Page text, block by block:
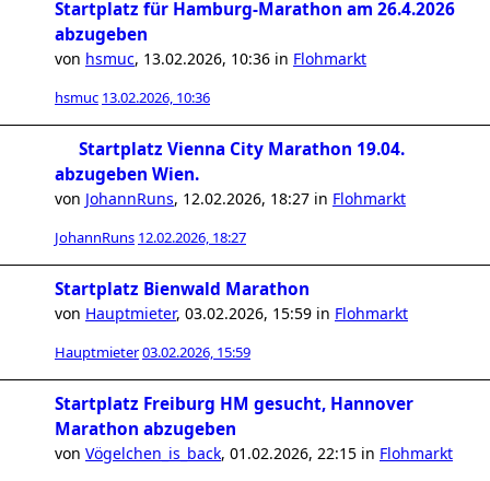
Startplatz für Hamburg-Marathon am 26.4.2026
abzugeben
von hsmuc, 13.02.2026, 10:36 in Flohmarkt
hsmuc 13.02.2026, 10:36
Startplatz Vienna City Marathon 19.04.
abzugeben Wien.
von JohannRuns, 12.02.2026, 18:27 in Flohmarkt
JohannRuns 12.02.2026, 18:27
Startplatz Bienwald Marathon
von Hauptmieter, 03.02.2026, 15:59 in Flohmarkt
Hauptmieter03.02.2026, 15:59
Startplatz Freiburg HM gesucht, Hannover
Marathon abzugeben
von Vögelchen_is_back, 01.02.2026, 22:15 in Flohmarkt